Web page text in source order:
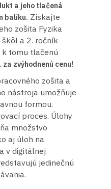
a jeho tlačená
balíku. Získajte
zošita Fyzika
a 2. ročník
k tomu tlačenú
za zvýhodnenú cenu!
zošita a
nástroja umožňuje
formou.
proces. Úlohy
množstvo
aj úloh na
v digitálnej
jedinečnú